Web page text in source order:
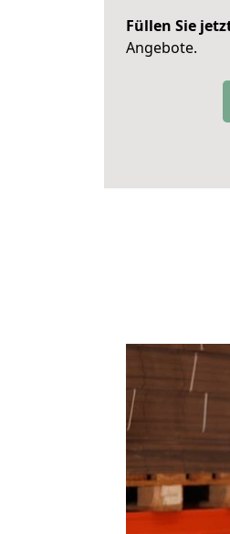
Füllen Sie
Angebote.